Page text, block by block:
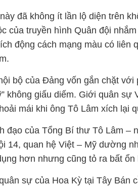
đã không ít lần lộ diện trên
của truyền hình Quân đội
động cách mạng màu có liên
bộ của Đảng vốn gắn chặt với
không giấu diếm. Giới quân sự
mái khi ông Tô Lâm xích lại
đạo của Tổng Bí thư Tô Lâm –
14, quan hệ Việt – Mỹ dường
hơn nhưng cũng tỏ ra bất ổn
sự của Hoa Kỳ tại Tây Bán